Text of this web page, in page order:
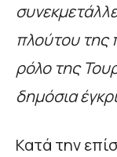
πλούτου της
ρόλο της
δημόσια
Κατά την